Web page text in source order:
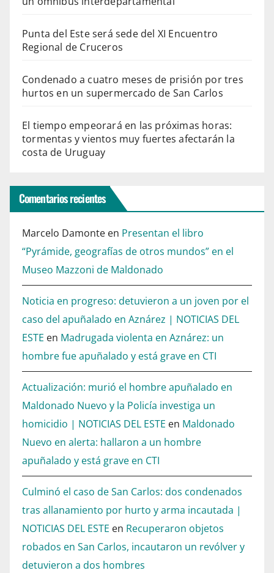
Punta del Este será sede del XI Encuentro
Regional de Cruceros
Condenado a cuatro meses de prisión por tres
hurtos en un supermercado de San Carlos
El tiempo empeorará en las próximas horas:
tormentas y vientos muy fuertes afectarán la
costa de Uruguay
Comentarios recientes
Marcelo Damonte en Presentan el libro
“Pyrámide, geografías de otros mundos” en el
Museo Mazzoni de Maldonado
Noticia en progreso: detuvieron a un joven por el
caso del apuñalado en Aznárez | NOTICIAS DEL
ESTE en Madrugada violenta en Aznárez: un
hombre fue apuñalado y está grave en CTI
Actualización: murió el hombre apuñalado en
Maldonado Nuevo y la Policía investiga un
homicidio | NOTICIAS DEL ESTE en Maldonado
Nuevo en alerta: hallaron a un hombre
apuñalado y está grave en CTI
Culminó el caso de San Carlos: dos condenados
tras allanamiento por hurto y arma incautada |
NOTICIAS DEL ESTE en Recuperaron objetos
robados en San Carlos, incautaron un revólver y
detuvieron a dos hombres